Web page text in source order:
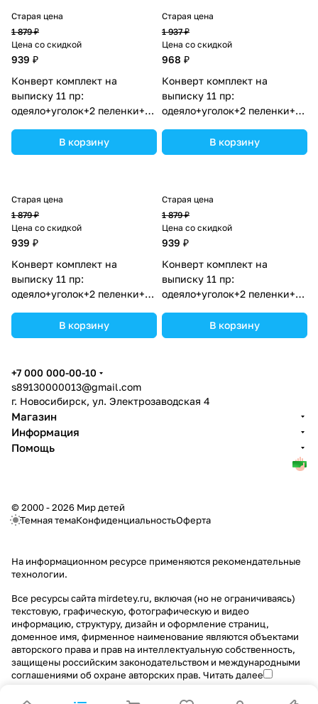
Старая цена
1 879 ₽
Цена со скидкой
939 ₽
Конверт комплект на
выписку 11 пр:
одеяло+уголок+2 пеленки+3
(№1887б-2-1_о_04) цвета в
ассортименте.
В корзину
Старая цена
1 937 ₽
Цена со скидкой
968 ₽
Конверт комплект на
выписку 11 пр:
одеяло+уголок+2 пеленки+3
(№1887б-1-1_о_03) цвета в
ассортименте.
В корзину
Старая цена
1 879 ₽
Цена со скидкой
939 ₽
Конверт комплект на
выписку 11 пр:
одеяло+уголок+2 пеленки+3
(№1887б-2-1_о_06) цвета в
ассортименте.
В корзину
Старая цена
1 879 ₽
Цена со скидкой
939 ₽
Конверт комплект на
выписку 11 пр:
одеяло+уголок+2 пеленки+3
(№1887б-2-1_о_02) цвета в
ассортименте.
В корзину
+7 000 000-00-10
s89130000013@gmail.com
г. Новосибирск, ул. Электрозаводская 4
Магазин
Информация
Помощь
© 2000 - 2026 Мир детей
Темная темаКонфиденциальностьОферта
На информационном ресурсе применяются рекомендательные
технологии.
Все ресурсы сайта mirdetey.ru, включая (но не ограничиваясь)
текстовую, графическую, фотографическую и видео
информацию, структуру, дизайн и оформление страниц,
доменное имя, фирменное наименование являются объектами
авторского права и прав на интеллектуальную собственность,
защищены российским законодательством и международными
соглашениями об охране авторских прав. Читать далее